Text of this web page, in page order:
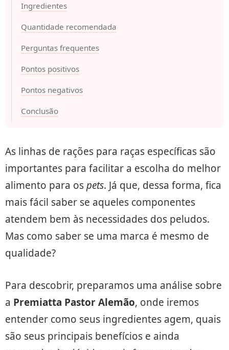
Ingredientes
Quantidade recomendada
Perguntas frequentes
Pontos positivos
Pontos negativos
Conclusão
As linhas de rações para raças específicas são
importantes para facilitar a escolha do melhor
alimento para ospets. Já que, dessa forma, fica
mais fácil saber se aqueles componentes
atendem bem às necessidades dos peludos.
Mas como saber se uma marca é mesmo de
qualidade?
Para descobrir, preparamos uma análise sobre
a Premiatta Pastor Alemão, onde iremos
entender como seus ingredientes agem, quais
são seus principais benefícios e ainda